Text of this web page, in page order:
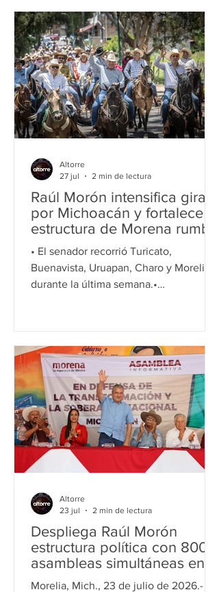
le dejen de llamar narcopartido, que
meta a la cárcel a sus políticos
vinculados con la delincuencia
organizada, solo así demostrará que
quiere el bien para México, aseguró el
dirigente estatal del PRI, Memo
Valencia. "Yo voy a seguir diciendo,
son
Raúl Morón intensifica gira
por Michoacán y fortalece
estructura de Morena rumbo
a la organización territorial
• El senador recorrió Turicato,
Buenavista, Uruapan, Charo y Morelia
durante la última semana.•
proyecto de la Cuarta Transformación.
Morelia, Michoacán, 27 de julio de
2026.- El senador Raúl Morón Orozco
intensificó durante la última semana su
agenda de trabajo en Michoacán con
una gira por los municipios de Turicato,
Buenavista, Uruapan, Charo y Morelia,
donde sostuvo reuniones y asambleas
con simp
Altorre
27 jul
2 min de lectura
Despliega Raúl Morón
estructura política con 800
asambleas simultáneas en
78 municipios de Michoacán
Morelia, Mich., 23 de julio de 2026.- El
Altorre
23 jul
2 min de lectura